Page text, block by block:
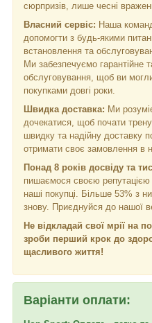
сюрпризів, лише чесні
Власний сервіс: Наша
допомогти з будь-якими
встановлення та
Ми забезпечуємо гарантійне
обслуговування, щоб ви
покупками довгі роки.
Швидка доставка: Ми
дочекатися, щоб почати
швидку та надійну доставку
отримати своє замовлення в
Понад 8 років досвіду та
пишаємося своєю
наші покупці. Більше 53% з
знову. Приєднуйся до нашої
Не відкладай свої мрії на
зроби перший крок до
щасливого життя!
Варіанти оплати: